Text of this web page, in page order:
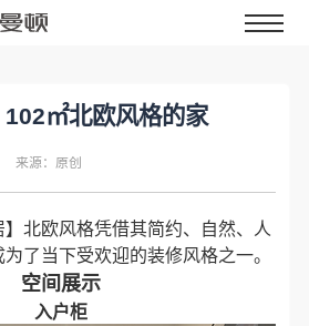
㎡北欧风格的家
来源：原创
】北欧风格凭借其简约、自然、人
了当下受欢迎的装修风格之一。
空间展示
入户柜